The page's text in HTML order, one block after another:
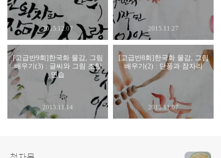
2015.12.07 2015.11.27
[고급반9회]한국화 물감, 그림
배우기(3) : 글씨와 그림 조합
연습
2015.11.14
[고급반8회]한국화 물감, 그림
배우기(2) : 단풍과 잠자리
2015.11.07